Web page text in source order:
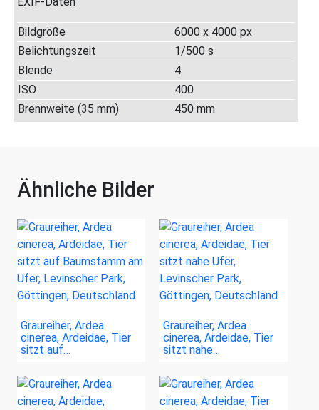
Bildgröße
6000 x 4000 px
Belichtungszeit
1/500 s
Blende
4
ISO
400
Brennweite (35 mm)
450 mm
Ähnliche Bilder
Graureiher, Ardea
cinerea, Ardeidae, Tier
sitzt auf…
Graureiher, Ardea
cinerea, Ardeidae, Tier
sitzt nahe…